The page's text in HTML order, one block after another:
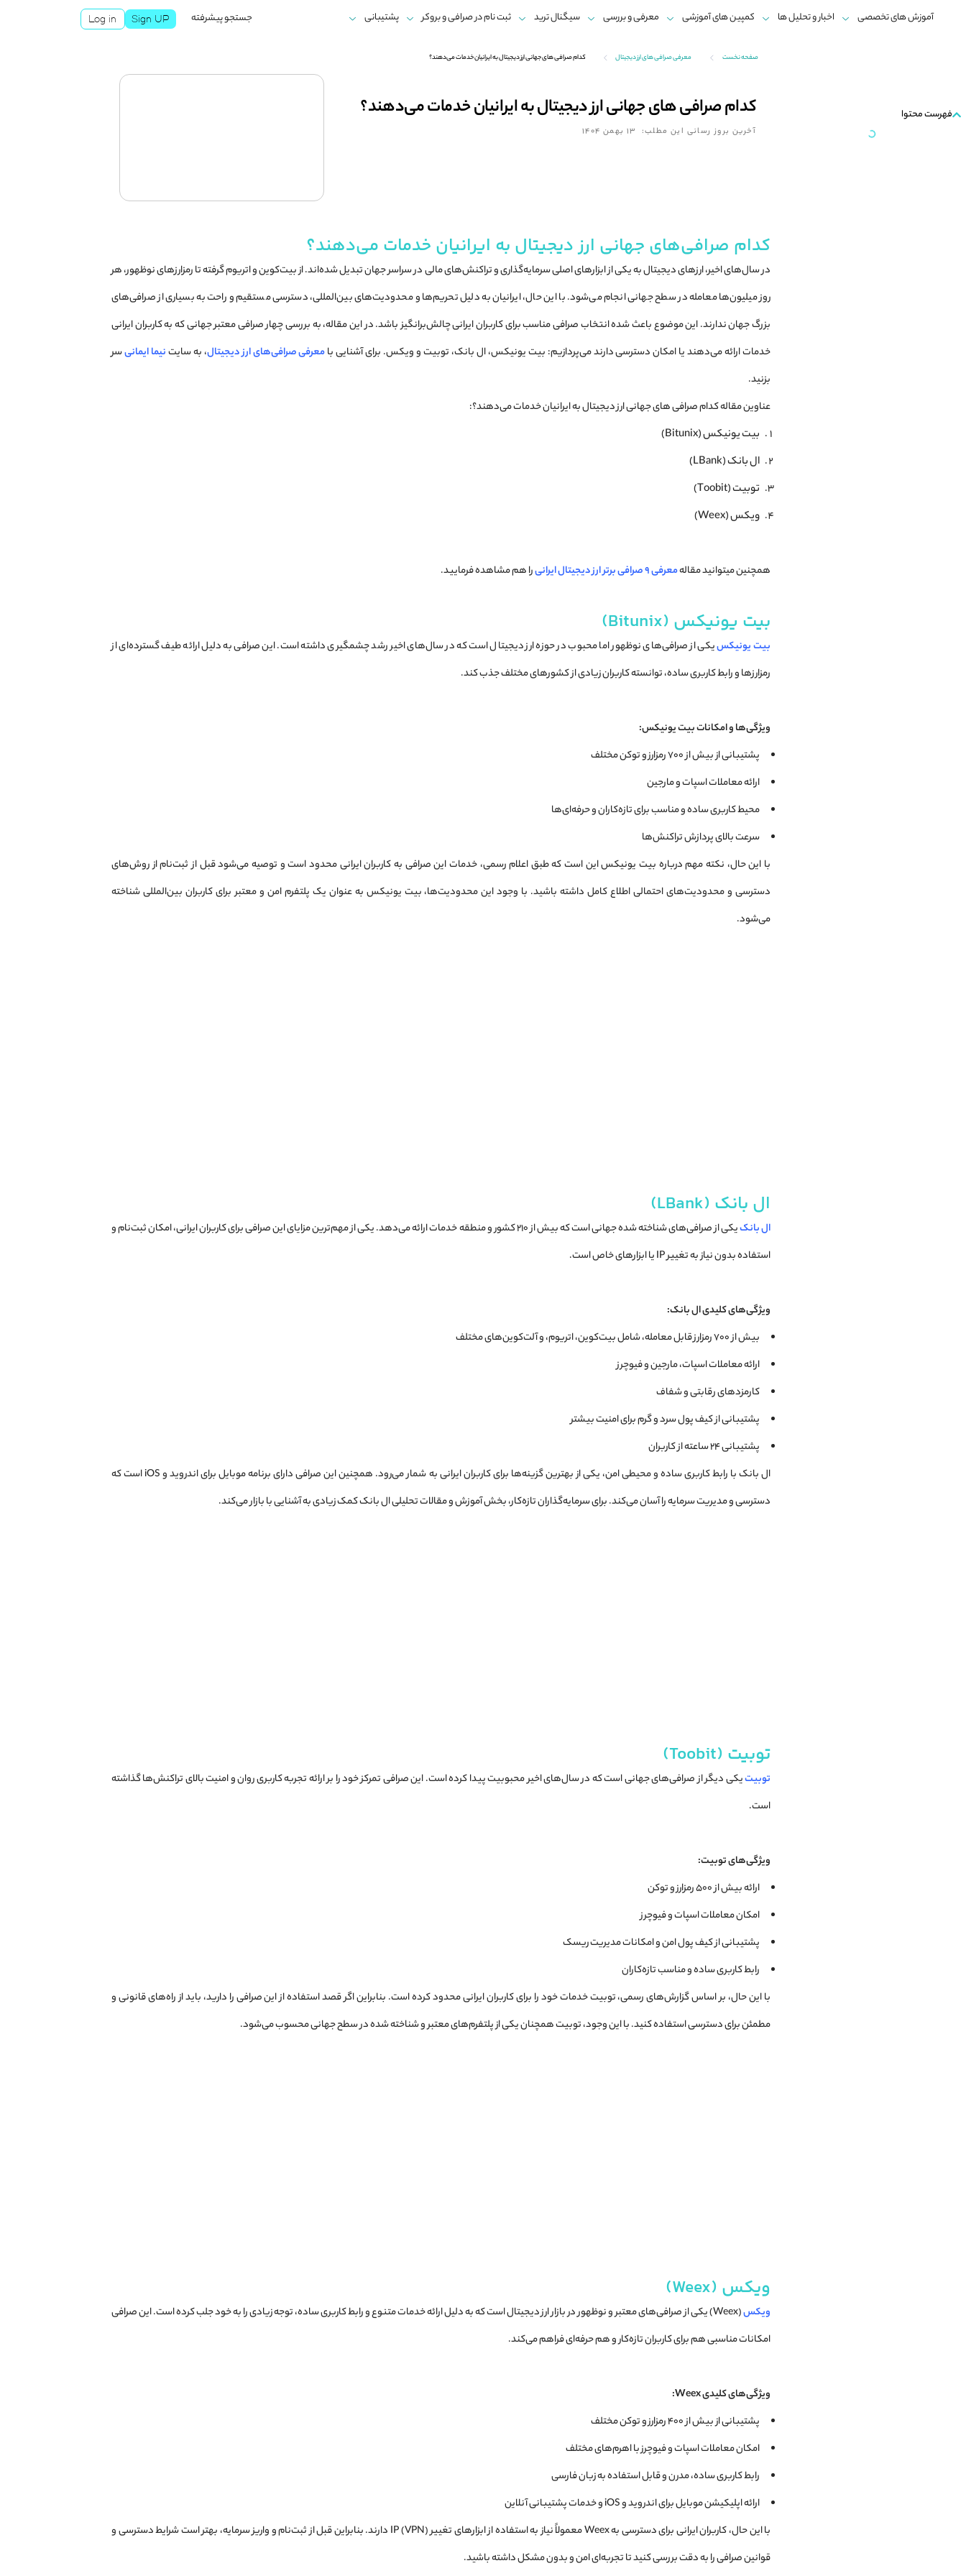
Log in Sign UP جستجو پیشرفته آموزش های تخصصی اخبار و تحلیل ها کمپین های آموزشی معرفی و بررسی سیگنال ترید ثبت نام در صرافی و بروکر پشتیبانی
صفحه نخست معرفی صرافی های ارز دیجیتال کدام صرافی های جهانی ارز دیجیتال به ایرانیان خدمات می‌دهند؟
کدام صرافی های جهانی ارز دیجیتال به ایرانیان خدمات می‌دهند؟
آخرین بروز رسانی این مطلب: 13 بهمن 1404
کدام صرافی‌های جهانی ارز دیجیتال به ایرانیان خدمات می‌دهند؟
در سال‌های اخیر، ارزهای دیجیتال به یکی از ابزارهای اصلی سرمایه‌گذاری و تراکنش‌های مالی در سراسر جهان تبدیل شده‌اند. از بیت‌کوین و اتریوم گرفته تا رمزارزهای نوظهور، هر
روز میلیون‌ها معامله در سطح جهانی انجام می‌شود. با این حال، ایرانیان به دلیل تحریم‌ها و محدودیت‌های بین‌المللی، دسترسی مستقیم و راحت به بسیاری از صرافی‌های
بزرگ جهان ندارند. این موضوع باعث شده انتخاب صرافی مناسب برای کاربران ایرانی چالش‌برانگیز باشد. در این مقاله، به بررسی چهار صرافی معتبر جهانی که به کاربران ایرانی
خدمات ارائه می‌دهند یا امکان دسترسی دارند می‌پردازیم: بیت یونیکس، ال بانک، توبیت و ویکس. برای آشنایی بامعرفی صرافی‌های ارز دیجیتال، به سایتنیما ایمانیسر
بزنید.
عناوین مقاله کدام صرافی های جهانی ارز دیجیتال به ایرانیان خدمات می‌دهند؟:
بیت یونیکس (Bitunix)
ال بانک (LBank)
توبیت (Toobit)
ویکس (Weex)
همچنین میتوانید مقالهمعرفی 9 صرافی برتر ارز دیجیتال ایرانی را هم مشاهده فرمایید.
بیت یونیکس (Bitunix)
بیت یونیکسیکی از صرافی‌های نوظهور اما محبوب در حوزه ارز دیجیتال است که در سال‌های اخیر رشد چشمگیری داشته است. این صرافی به دلیل ارائه طیف گسترده‌ای از
رمزارزها و رابط کاربری ساده، توانسته کاربران زیادی از کشورهای مختلف جذب کند.
ویژگی‌ها و امکانات بیت یونیکس:
پشتیبانی از بیش از ۷۰۰ رمزارز و توکن مختلف
ارائه معاملات اسپات و مارجین
محیط کاربری ساده و مناسب برای تازه‌کاران و حرفه‌ای‌ها
سرعت بالای پردازش تراکنش‌ها
با این حال، نکته مهم درباره بیت یونیکس این است که طبق اعلام رسمی، خدمات این صرافی به کاربران ایرانی محدود است و توصیه می‌شود قبل از ثبت‌نام از روش‌های
دسترسی و محدودیت‌های احتمالی اطلاع کامل داشته باشید. با وجود این محدودیت‌ها، بیت یونیکس به عنوان یک پلتفرم امن و معتبر برای کاربران بین‌المللی شناخته
می‌شود.
ال بانک (LBank)
ال بانک
یکی از صرافی‌های شناخته شده جهانی است که بیش از ۲۱۰ کشور و منطقه خدمات ارائه می‌دهد. یکی از مهم‌ترین مزایای این صرافی برای کاربران ایرانی، امکان ثبت‌نام و
استفاده بدون نیاز به تغییر IP یا ابزارهای خاص است.
ویژگی‌های کلیدی ال بانک:
بیش از ۷۰۰ رمزارز قابل معامله، شامل بیت‌کوین، اتریوم، و آلت‌کوین‌های مختلف
ارائه معاملات اسپات، مارجین و فیوچرز
کارمزدهای رقابتی و شفاف
پشتیبانی از کیف پول سرد و گرم برای امنیت بیشتر
پشتیبانی ۲۴ ساعته از کاربران
ال بانک با رابط کاربری ساده و محیطی امن، یکی از بهترین گزینه‌ها برای کاربران ایرانی به شمار می‌رود. همچنین این صرافی دارای برنامه موبایل برای اندروید و iOS است که
دسترسی و مدیریت سرمایه را آسان می‌کند. برای سرمایه‌گذاران تازه‌کار، بخش آموزش و مقالات تحلیلی ال بانک کمک زیادی به آشنایی با بازار می‌کند.
توبیت (Toobit)
توبیتیکی دیگر از صرافی‌های جهانی است که در سال‌های اخیر محبوبیت پیدا کرده است. این صرافی تمرکز خود را بر ارائه تجربه کاربری روان و امنیت بالای تراکنش‌ها گذاشته
است.
ویژگی‌های توبیت:
ارائه بیش از ۵۰۰ رمزارز و توکن
امکان معاملات اسپات و فیوچرز
پشتیبانی از کیف پول امن و امکانات مدیریت ریسک
رابط کاربری ساده و مناسب تازه‌کاران
با این حال، بر اساس گزارش‌های رسمی، توبیت خدمات خود را برای کاربران ایرانی محدود کرده است. بنابراین اگر قصد استفاده از این صرافی را دارید، باید از راه‌های قانونی و
مطمئن برای دسترسی استفاده کنید. با این وجود، توبیت همچنان یکی از پلتفرم‌های معتبر و شناخته شده در سطح جهانی محسوب می‌شود.
ویکس (Weex)
ویکس
(Weex) یکی از صرافی‌های معتبر و نوظهور در بازار ارز دیجیتال است که به دلیل ارائه خدمات متنوع و رابط کاربری ساده، توجه زیادی را به خود جلب کرده است. این صرافی
امکانات مناسبی هم برای کاربران تازه‌کار و هم حرفه‌ای فراهم می‌کند.
ویژگی‌های کلیدی Weex:
پشتیبانی از بیش از ۴۰۰ رمزارز و توکن مختلف
امکان معاملات اسپات و فیوچرز با اهرم‌های مختلف
رابط کاربری ساده، مدرن و قابل استفاده به زبان فارسی
ارائه اپلیکیشن موبایل برای اندروید و iOS و خدمات پشتیبانی آنلاین
با این حال، کاربران ایرانی برای دسترسی به Weex معمولاً نیاز به استفاده از ابزارهای تغییر IP (VPN) دارند. بنابراین قبل از ثبت‌نام و واریز سرمایه، بهتر است شرایط دسترسی و
قوانین صرافی را به دقت بررسی کنید تا تجربه‌ای امن و بدون مشکل داشته باشید.
فهرست محتوا